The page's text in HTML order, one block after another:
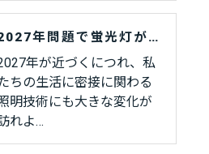
2027年問題で蛍光灯がなくなる？知っておきたい影響と準備ポイント
年が近づくにつれ、私
ちの生活に密接に関わる
明技術にも大きな変化が
れよ…